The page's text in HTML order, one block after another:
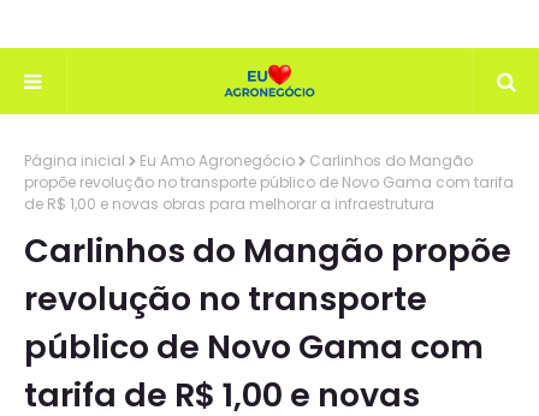
Página inicial Eu Amo Agronegócio
Carlinhos do Mangão
propõe revolução no transporte público de Novo Gama com tarifa
de R$ 1,00 e novas obras para melhorar a infraestrutura
Carlinhos do Mangão propõe
revolução no transporte
público de Novo Gama com
tarifa de R$ 1,00 e novas